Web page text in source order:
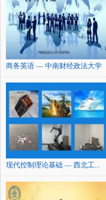
商务英语 — 中南财经政法大学
现代控制理论基础 — 西北工...